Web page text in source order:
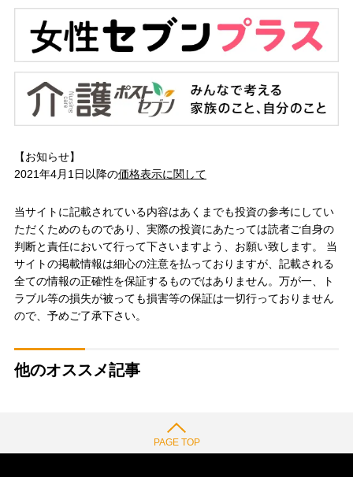
【お知らせ】
2021年4月1日以降の価格表示に関して
当サイトに記載されている内容はあくまでも投資の参考にしてい
ただくためのものであり、実際の投資にあたっては読者ご自身の
判断と責任において行って下さいますよう、お願い致します。 当
サイトの掲載情報は細心の注意を払っておりますが、記載される
全ての情報の正確性を保証するものではありません。万が一、ト
ラブル等の損失が被っても損害等の保証は一切行っておりません
ので、予めご了承下さい。
他のオススメ記事
PAGE TOP